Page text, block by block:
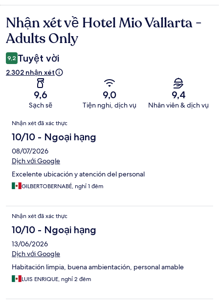
Nhận
xét
Nhận xét về Hotel Mio Vallarta -
Adults Only
9,2 Tuyệt vời
2.302 nhận xét
9,6
Sạch sẽ
9,0
Tiện nghi, dịch vụ
9,4
Nhân viên & dịch vụ
Nhận
xét
Nhận xét đã xác thực
10/10 - Ngoại hạng
08/07/2026
Dịch với Google
Excelente ubicación y atención del personal
GILBERTOBERNABÉ, nghỉ 1 đêm
Nhận xét đã xác thực
10/10 - Ngoại hạng
13/06/2026
Dịch với Google
Habitación limpia, buena ambientación, personal amable
LUIS ENRIQUE, nghỉ 2 đêm